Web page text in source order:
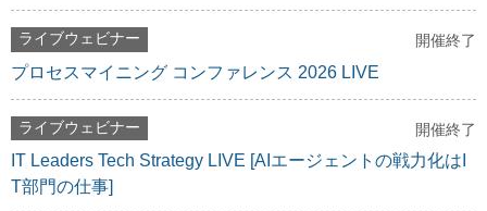
ライブウェビナー 開催終了
プロセスマイニング コンファレンス 2026 LIVE
ライブウェビナー 開催終了
IT Leaders Tech Strategy LIVE [AIエージェントの戦力化はI
T部門の仕事]